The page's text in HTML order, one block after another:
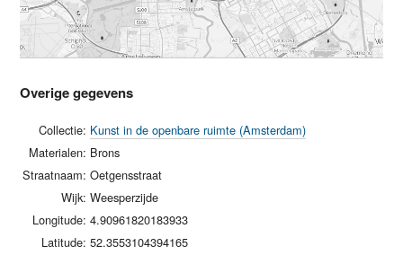
Overige gegevens
Collectie: Kunst in de openbare ruimte (Amsterdam)
Materialen: Brons
Straatnaam: Oetgensstraat
Wijk: Weesperzijde
Longitude: 4.90961820183933
Latitude: 52.3553104394165